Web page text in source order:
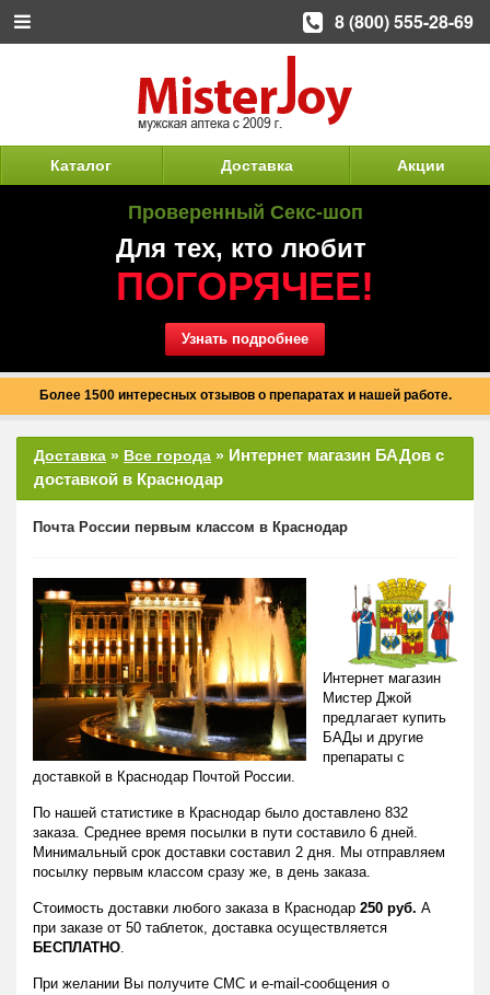
Каталог Доставка Акции
Проверенный Секс-шоп
Для тех, кто любит
ПОГОРЯЧЕЕ!
Узнать подробнее
Более 1500 интересных отзывов о препаратах и нашей работе.
Доставка » Все города » Интернет магазин БАДов с
доставкой в Краснодар
Почта России первым классом в Краснодар
Интернет магазин
Мистер Джой
предлагает купить
БАДы и другие
препараты с
доставкой в Краснодар Почтой России.
По нашей статистике в Краснодар было доставлено 832
заказа. Среднее время посылки в пути составило 6 дней.
Минимальный срок доставки составил 2 дня. Мы отправляем
посылку первым классом сразу же, в день заказа.
Стоимость доставки любого заказа в Краснодар 250 руб. А
при заказе от 50 таблеток, доставка осуществляется
БЕСПЛАТНО.
При желании Вы получите СМС и e-mail-сообщения о
8 (800) 555-28-69